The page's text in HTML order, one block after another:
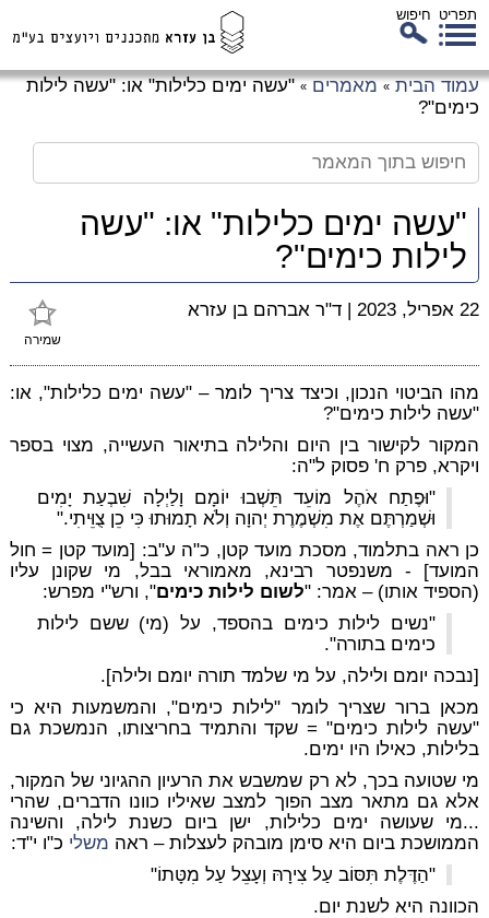
תפריט חיפוש
עמוד הבית » מאמרים » "עשה ימים כלילות" או: "עשה לילות
כימים"?
"עשה ימים כלילות" או: "עשה
לילות כימים"?
שמירה
22 אפריל, 2023 | ד"ר אברהם בן עזרא
מהו הביטוי הנכון, וכיצד צריך לומר – "עשה ימים כלילות", או:
"עשה לילות כימים"?
המקור לקישור בין היום והלילה בתיאור העשייה, מצוי בספר
ויקרא, פרק ח' פסוק ל"ה:
"וּפֶתַח אֹהֶל מוֹעֵד תֵּשְׁבוּ יוֹמָם וָלַיְלָה שִׁבְעַת יָמִים
וּשְׁמַרְתֶּם אֶת מִשְׁמֶרֶת יְהוָה וְלֹא תָמוּתוּ כִּי כֵן צֻוֵּיתִי."
כן ראה בתלמוד, מסכת מועד קטן, כ"ה ע"ב: [מועד קטן = חול
המועד] - משנפטר רבינא, מאמוראי בבל, מי שקונן עליו
(הספיד אותו) – אמר: "לשום לילות כימים", ורש"י מפרש:
"נשים לילות כימים בהספד, על (מי) ששם לילות
כימים בתורה".
[נבכה יומם ולילה, על מי שלמד תורה יומם ולילה].
מכאן ברור שצריך לומר "לילות כימים", והמשמעות היא כי
"עשה לילות כימים" = שקד והתמיד בחריצותו, הנמשכת גם
בלילות, כאילו היו ימים.
מי שטועה בכך, לא רק שמשבש את הרעיון ההגיוני של המקור,
אלא גם מתאר מצב הפוך למצב שאיליו כוונו הדברים, שהרי
...מי שעושה ימים כלילות, ישן ביום כשנת לילה, והשינה
הממושכת ביום היא סימן מובהק לעצלות – ראה משלי כ"ו י"ד:
"הַדֶּלֶת תִּסּוֹב עַל צִירָהּ וְעָצֵל עַל מִטָּתוֹ"
הכוונה היא לשנת יום.